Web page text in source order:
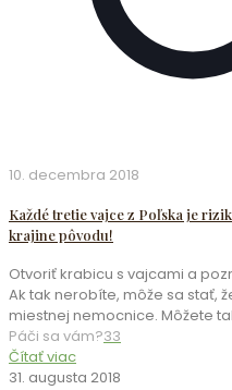
10. decembra 2018
Každé tretie vajce z Poľska je
krajine pôvodu!
Otvoriť krabicu s vajcami a
Ak tak nerobíte, môže sa stať,
miestnej nemocnice. Môžete
Páči sa vám?33
Čítať viac
31. augusta 2018